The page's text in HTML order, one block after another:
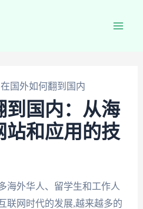
在国外如何翻到国内
到国内：从海
站和应用的技
海外华人、留学生和工作人
联网时代的发展,越来越多的